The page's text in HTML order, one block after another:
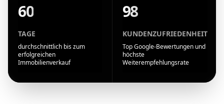
60
TAGE
durchschnittlich bis zum
erfolgreichen
Immobilienverkauf
98
KUNDENZUFRIEDENHEIT
Top Google-Bewertungen und
höchste
Weiterempfehlungsrate